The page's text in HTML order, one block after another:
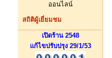
ออนไลน์
สถิติผู้เยี่ยมชม
เปิดร้าน 2548
แก้ไขปรับปรุง 29/1/53